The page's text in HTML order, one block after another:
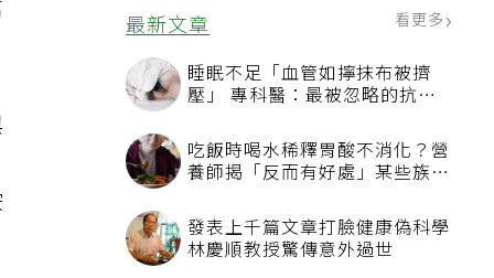
最新文章 看更多
睡眠不足「血管如擰抹布被擠
壓」 專科醫：最被忽略的抗老
吃飯時喝水稀釋胃酸不消化？營
養師揭「反而有好處」某些族群
發表上千篇文章打臉健康偽科學
林慶順教授驚傳意外過世